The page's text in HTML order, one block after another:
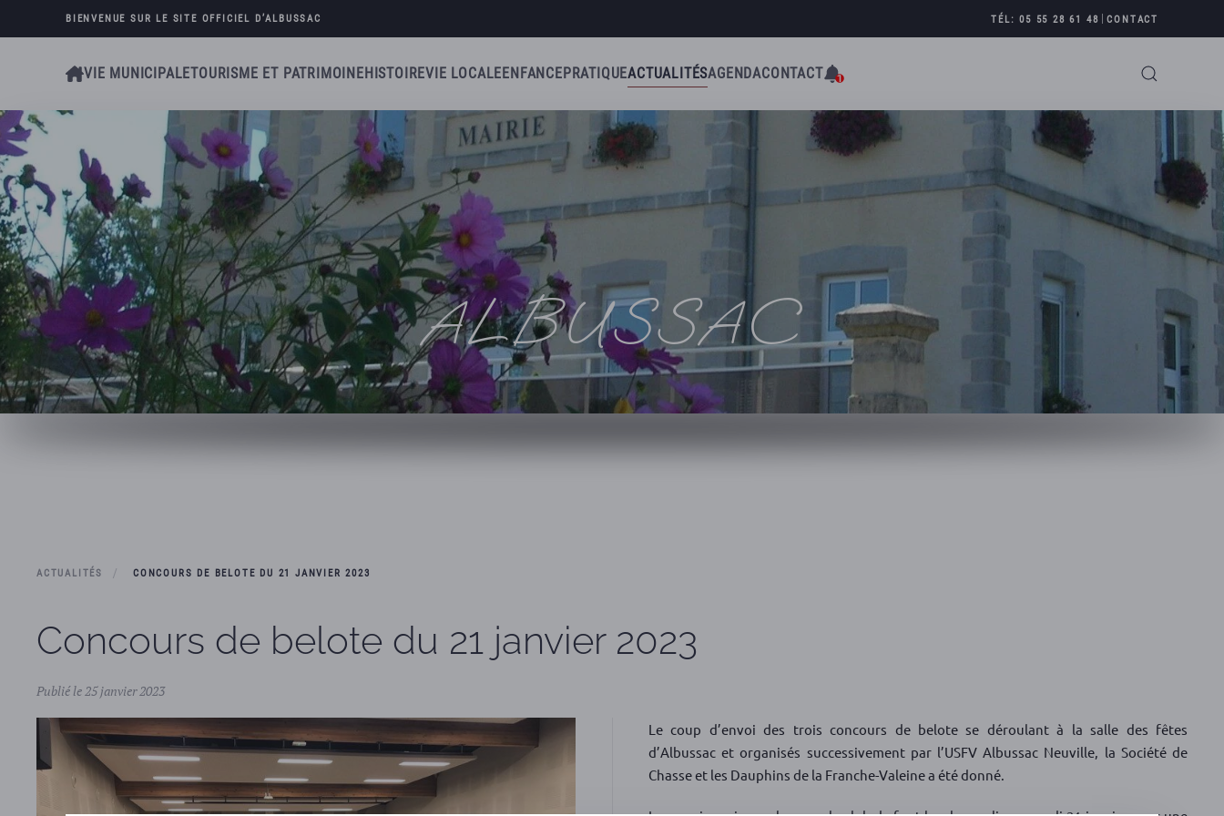
Skip to main content
BIENVENUE SUR LE SITE OFFICIEL D’ALBUSSAC TÉL: 05 55 28 61 48 |CONTACT
VIE MUNICIPALETOURISME ET PATRIMOINEHISTOIREVIE LOCALEENFANCEPRATIQUEACTUALITÉSAGENDACONTACT
ALBUSSAC
ACTUALITÉS CONCOURS DE BELOTE DU 21 JANVIER 2023
Concours de belote du 21 janvier 2023
Publié le 25 janvier 2023
Le coup d’envoi des trois concours de belote se déroulant à la salle des fêtes
d’Albussac et organisés successivement par l’USFV Albussac Neuville, la Société de
Chasse et les Dauphins de la Franche-Valeine a été donné.